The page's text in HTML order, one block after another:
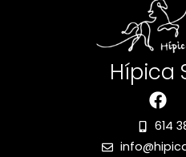
Hípica
614